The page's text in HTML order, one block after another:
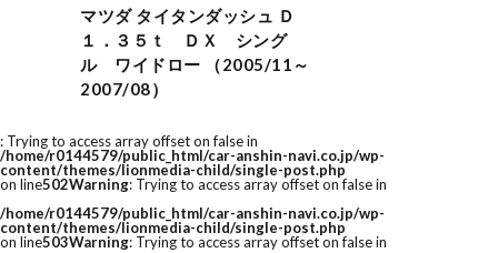
マツダ タイタンダッシュ Ｄ
１．３５ｔ ＤＸ シング
ル ワイドロー （2005/11～
2007/08）
: Trying to access array offset on false in
/home/r0144579/public_html/car-anshin-navi.co.jp/wp-
content/themes/lionmedia-child/single-post.php
on line502Warning: Trying to access array offset on false in
/home/r0144579/public_html/car-anshin-navi.co.jp/wp-
content/themes/lionmedia-child/single-post.php
on line503Warning: Trying to access array offset on false in